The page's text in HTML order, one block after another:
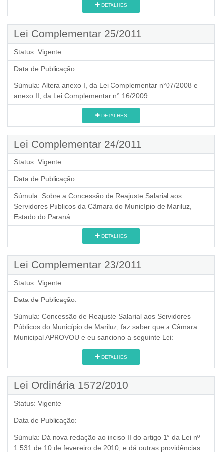
DETALHES
Lei Complementar 25/2011
Status: Vigente
Data de Publicação:
Súmula: Altera anexo I, da Lei Complementar n°07/2008 e
anexo II, da Lei Complementar n° 16/2009.
DETALHES
Lei Complementar 24/2011
Status: Vigente
Data de Publicação:
Súmula: Sobre a Concessão de Reajuste Salarial aos
Servidores Públicos da Câmara do Município de Mariluz,
Estado do Paraná.
DETALHES
Lei Complementar 23/2011
Status: Vigente
Data de Publicação:
Súmula: Concessão de Reajuste Salarial aos Servidores
Públicos do Município de Mariluz, faz saber que a Câmara
Municipal APROVOU e eu sanciono a seguinte Lei:
DETALHES
Lei Ordinária 1572/2010
Status: Vigente
Data de Publicação:
Súmula: Dá nova redação ao inciso II do artigo 1° da Lei nº
1.531 de 10 de fevereiro de 2010, e dá outras providências.